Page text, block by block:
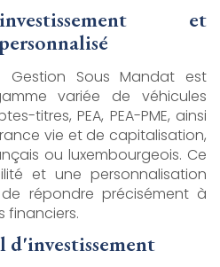
et
Gestion Sous Mandat est
variée de véhicules
titres, PEA, PEA-PME, ainsi
vie et de capitalisation,
ou luxembourgeois. Ce
et une personnalisation
répondre précisément à
financiers.